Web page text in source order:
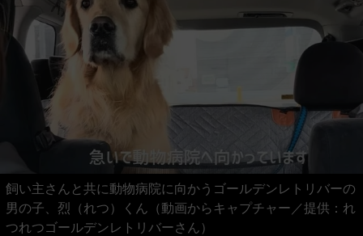
飼い主さんと共に動物病院に向かうゴールデンレトリバーの
男の子、烈（れつ）くん（動画からキャプチャー／提供：れ
つれつゴールデンレトリバーさん）